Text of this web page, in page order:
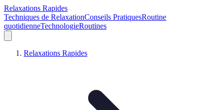
Relaxations Rapides
Techniques de RelaxationConseils PratiquesRoutine
quotidienneTechnologieRoutines
Relaxations Rapides